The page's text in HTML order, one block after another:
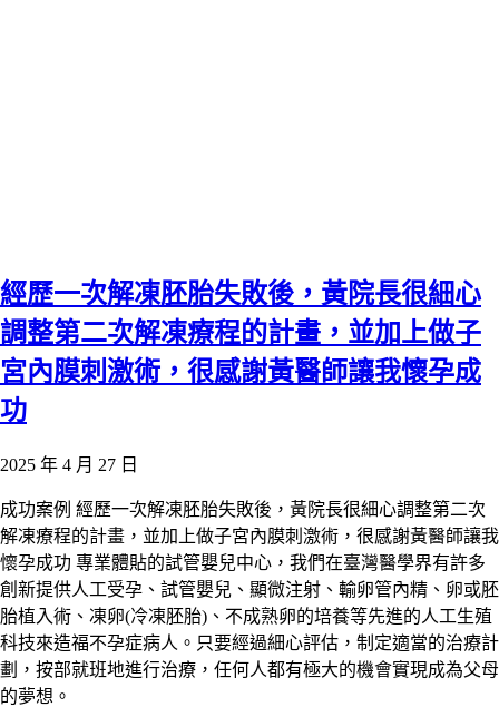
經歷一次解凍胚胎失敗後，黃院長很細心
調整第二次解凍療程的計畫，並加上做子
宮內膜刺激術，很感謝黃醫師讓我懷孕成
功
2025 年 4 月 27 日
成功案例 經歷一次解凍胚胎失敗後，黃院長很細心調整第二次
解凍療程的計畫，並加上做子宮內膜刺激術，很感謝黃醫師讓我
懷孕成功 專業體貼的試管嬰兒中心，我們在臺灣醫學界有許多
創新提供人工受孕、試管嬰兒、顯微注射、輸卵管內精、卵或胚
胎植入術、凍卵(冷凍胚胎)、不成熟卵的培養等先進的人工生殖
科技來造福不孕症病人。只要經過細心評估，制定適當的治療計
劃，按部就班地進行治療，任何人都有極大的機會實現成為父母
的夢想。